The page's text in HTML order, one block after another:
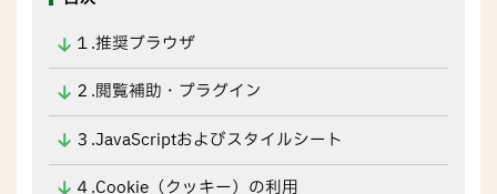
１.推奨ブラウザ
２.閲覧補助・プラグイン
３.JavaScriptおよびスタイルシート
４.Cookie（クッキー）の利用